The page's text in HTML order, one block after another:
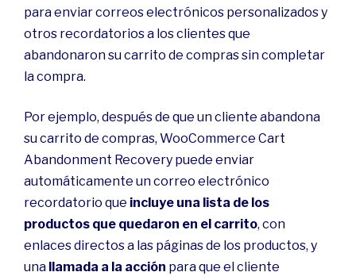
para enviar correos electrónicos personalizados y
otros recordatorios a los clientes que
abandonaron su carrito de compras sin completar
la compra.
Por ejemplo, después de que un cliente abandona
su carrito de compras, WooCommerce Cart
Abandonment Recovery puede enviar
automáticamente un correo electrónico
recordatorio que incluye una lista de los
productos que quedaron en el carrito, con
enlaces directos a las páginas de los productos, y
una
llamada a la acción para que el cliente